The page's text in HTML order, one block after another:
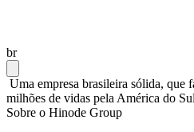
br
Uma empresa brasileira sólida, que
milhões de vidas pela América do
Sobre o Hinode Group